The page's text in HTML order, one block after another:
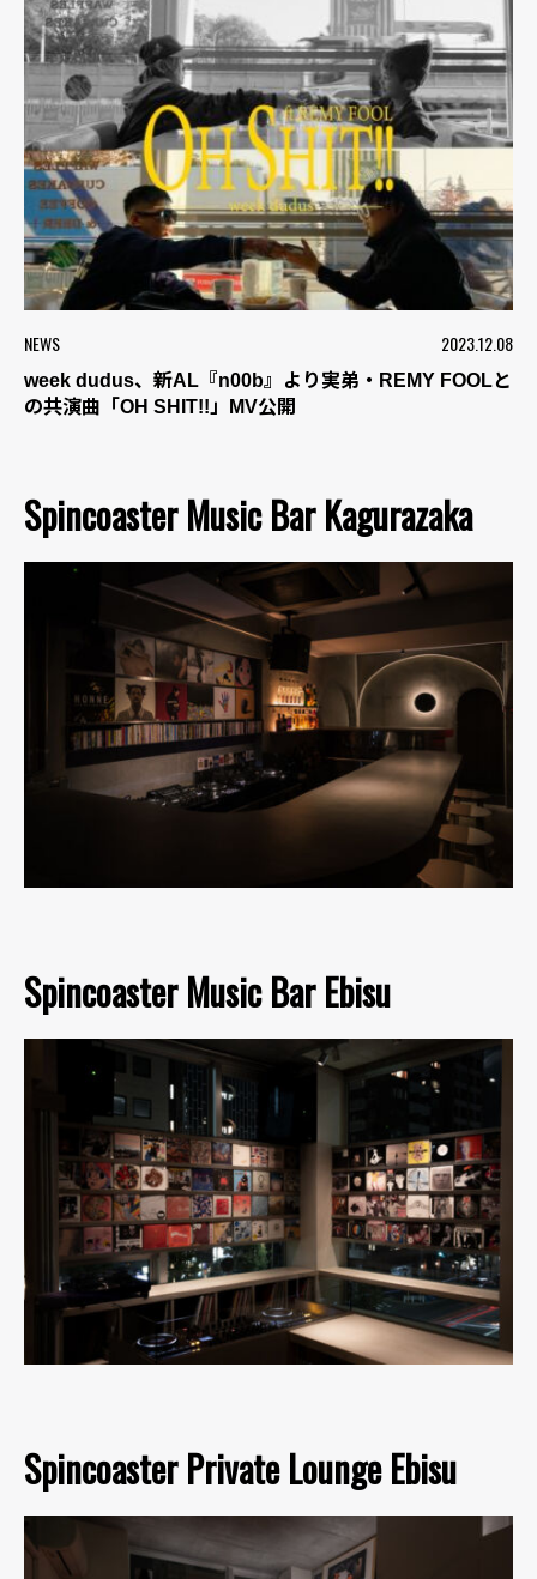
NEWS 2023.12.08
week dudus、新AL『n00b』より実弟・REMY FOOLと
の共演曲「OH SHIT!!」MV公開
Spincoaster Music Bar Kagurazaka
Spincoaster Music Bar Ebisu
Spincoaster Private Lounge Ebisu